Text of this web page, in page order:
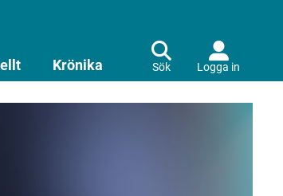
Krönika Sök Logga in